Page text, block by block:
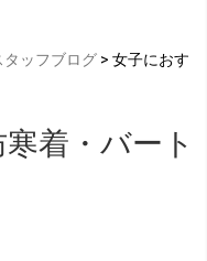
タッフブログ> 女子におす
着・バート